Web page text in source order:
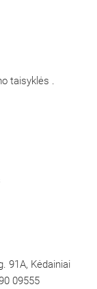
taisyklės .
91A, Kėdainiai
09555